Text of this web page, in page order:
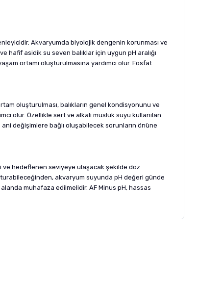
Akvaryumda biyolojik dengenin korunması ve
hafif asidik su seven balıklar için uygun pH aralığı
ortamı oluşturulmasına yardımcı olur. Fosfat
oluşturulması, balıkların genel kondisyonunu ve
olur. Özellikle sert ve alkali musluk suyu kullanılan
değişimlere bağlı oluşabilecek sorunların önüne
ve hedeflenen seviyeye ulaşacak şekilde doz
akvaryum suyunda pH değeri günde
muhafaza edilmelidir. AF Minus pH, hassas